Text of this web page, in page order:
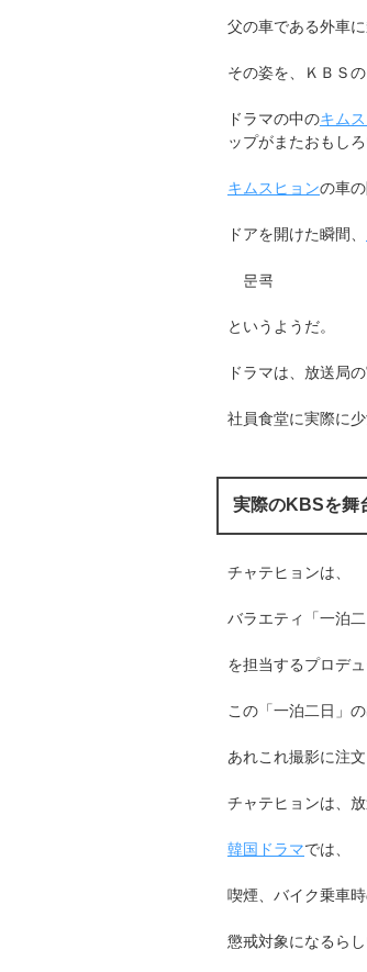
父の車である外車
その姿を、ＫＢＳ
ドラマの中のキム
ップがまたおもしろ
キムスヒョンの車
ドアを開けた瞬間、
문콕
というようだ。
ドラマは、放送局
社員食堂に実際に
実際のKBSを舞
チャテヒョンは、
バラエティ「一泊二
を担当するプロデュ
この「一泊二日」
あれこれ撮影に注
チャテヒョンは、
韓国ドラマでは、
喫煙、バイク乗車
懲戒対象になるらし